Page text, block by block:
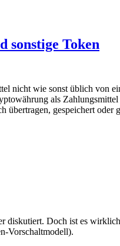
sonstige Token
nicht wie sonst üblich von
als
gespeichert
Doch ist es
Vorschaltmodell).